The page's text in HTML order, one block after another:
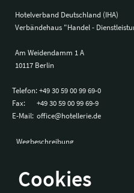
Cookies
Hotelverband Deutschland (IHA)
Verbändehaus "Handel -
Am Weidendamm 1 A
10117 Berlin
Telefon:+49 30 59 00 99 69-0
Fax:
+49 30 59 00 99 69-9
E-Mail: office@hotellerie.de
Wegbeschreibung